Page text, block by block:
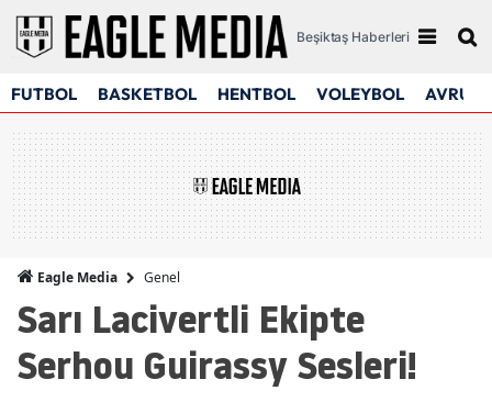
Beşiktaş Haberleri
FUTBOL BASKETBOL HENTBOL VOLEYBOL
Eagle Media Genel
Sarı Lacivertli Ekipte
Serhou Guirassy Sesleri!